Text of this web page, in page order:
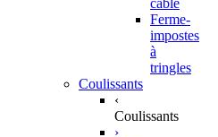
Ferme-
impostes
à
tringles
Coulissants
‹
Coulissants
›